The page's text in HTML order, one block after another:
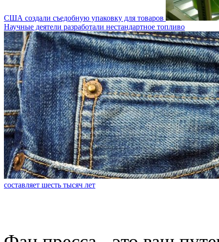
США создали съедобную упаковку для товаров
Научные деятели разработали нестандартное топливо
составляет шесть тысяч лет